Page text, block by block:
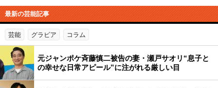
最新の芸能記事
芸能 グラビア コラム
元ジャンポケ斉藤慎二被告の妻・瀬戸サオリ“息子と
の幸せな日常アピール”に注がれる厳しい目